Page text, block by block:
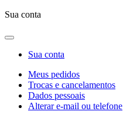
Sua conta
Sua conta
Meus pedidos
Trocas e cancelamentos
Dados pessoais
Alterar e-mail ou telefone